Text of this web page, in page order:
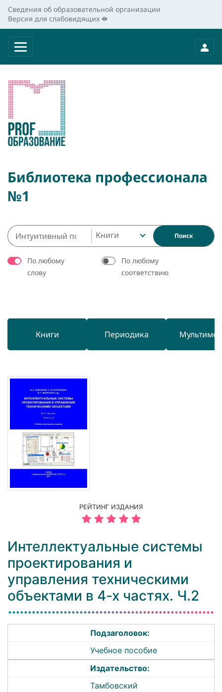
Сведения об образовательной организации
Версия для слабовидящих
Библиотека профессионала
№1
Книги Поиск
По любому
слову
По любому
соответствию
Книги Периодика
РЕЙТИНГ ИЗДАНИЯ
Интеллектуальные системы
проектирования и
управления техническими
объектами в 4-х частях. Ч.2
Подзаголовок:
Учебное пособие
Издательство:
Тамбовский